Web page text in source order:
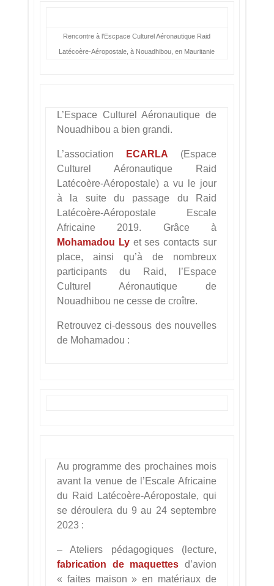
Rencontre à l’Escpace Culturel Aéronautique Raid
Latécoère-Aéropostale, à Nouadhibou, en Mauritanie
L’Espace Culturel Aéronautique de
Nouadhibou a bien grandi.
L’association ECARLA (Espace
Culturel Aéronautique Raid
Latécoère-Aéropostale) a vu le jour
à la suite du passage du Raid
Latécoère-Aéropostale Escale
Africaine 2019. Grâce à
Mohamadou Ly et ses contacts sur
place, ainsi qu’à de nombreux
participants du Raid, l’Espace
Culturel Aéronautique de
Nouadhibou ne cesse de croître.
Retrouvez ci-dessous des nouvelles
de Mohamadou :
Au programme des prochaines mois
avant la venue de l’Escale Africaine
du Raid Latécoère-Aéropostale, qui
se déroulera du 9 au 24 septembre
2023 :
– Ateliers pédagogiques (lecture,
fabrication de maquettes d’avion
« faites maison » en matériaux de